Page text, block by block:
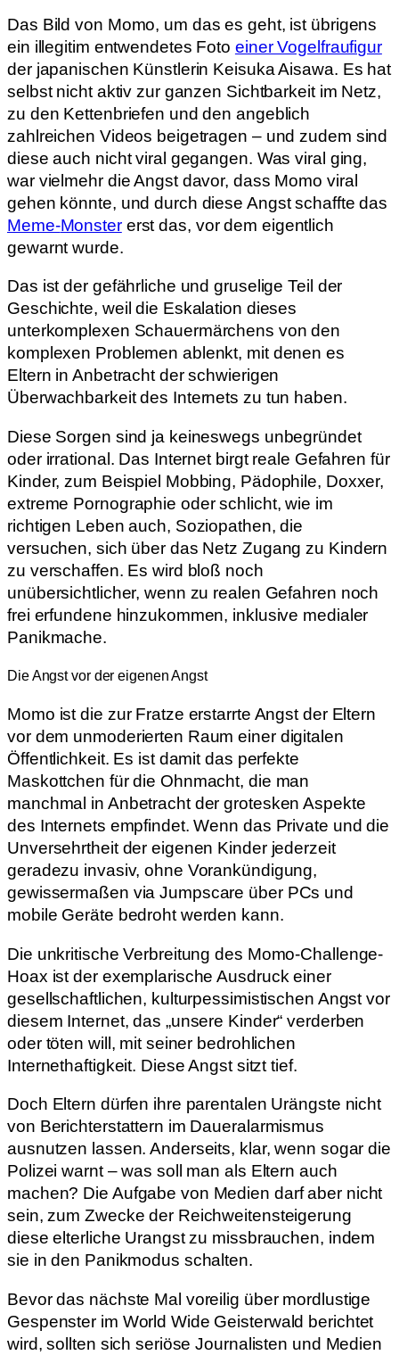
Das Bild von Momo, um das es geht, ist übrigens
ein illegitim entwendetes Foto einer Vogelfraufigur
der japanischen Künstlerin Keisuka Aisawa. Es hat
selbst nicht aktiv zur ganzen Sichtbarkeit im Netz,
zu den Kettenbriefen und den angeblich
zahlreichen Videos beigetragen – und zudem sind
diese auch nicht viral gegangen. Was viral ging,
war vielmehr die Angst davor, dass Momo viral
gehen könnte, und durch diese Angst schaffte das
Meme-Monstererst das, vor dem eigentlich
gewarnt wurde.
Das ist der gefährliche und gruselige Teil der
Geschichte, weil die Eskalation dieses
unterkomplexen Schauermärchens von den
komplexen Problemen ablenkt, mit denen es
Eltern in Anbetracht der schwierigen
Überwachbarkeit des Internets zu tun haben.
Diese Sorgen sind ja keineswegs unbegründet
oder irrational. Das Internet birgt reale Gefahren für
Kinder, zum Beispiel Mobbing, Pädophile, Doxxer,
extreme Pornographie oder schlicht, wie im
richtigen Leben auch, Soziopathen, die
versuchen, sich über das Netz Zugang zu Kindern
zu verschaffen. Es wird bloß noch
unübersichtlicher, wenn zu realen Gefahren noch
frei erfundene hinzukommen, inklusive medialer
Panikmache.
Die Angst vor der eigenen Angst
Momo ist die zur Fratze erstarrte Angst der Eltern
vor dem unmoderierten Raum einer digitalen
Öffentlichkeit. Es ist damit das perfekte
Maskottchen für die Ohnmacht, die man
manchmal in Anbetracht der grotesken Aspekte
des Internets empfindet. Wenn das Private und die
Unversehrtheit der eigenen Kinder jederzeit
geradezu invasiv, ohne Vorankündigung,
gewissermaßen via Jumpscare über PCs und
mobile Geräte bedroht werden kann.
Die unkritische Verbreitung des Momo-Challenge-
Hoax ist der exemplarische Ausdruck einer
gesellschaftlichen, kulturpessimistischen Angst vor
diesem Internet, das „unsere Kinder“ verderben
oder töten will, mit seiner bedrohlichen
Internethaftigkeit. Diese Angst sitzt tief.
Doch Eltern dürfen ihre parentalen Urängste nicht
von Berichterstattern im Daueralarmismus
ausnutzen lassen. Anderseits, klar, wenn sogar die
Polizei warnt – was soll man als Eltern auch
machen? Die Aufgabe von Medien darf aber nicht
sein, zum Zwecke der Reichweitensteigerung
diese elterliche Urangst zu missbrauchen, indem
sie in den Panikmodus schalten.
Bevor das nächste Mal voreilig über mordlustige
Gespenster im World Wide Geisterwald berichtet
wird, sollten sich seriöse Journalisten und Medien